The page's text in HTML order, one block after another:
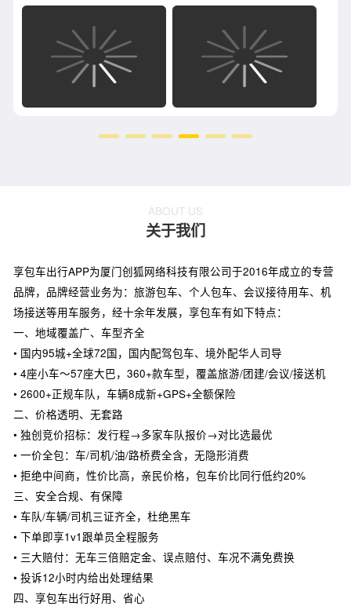
ABOUT US
关于我们
享包车出行APP为厦门创狐网络科技有限公司于2016年成立的专营
品牌，品牌经营业务为：旅游包车、个人包车、会议接待用车、机
场接送等用车服务，经十余年发展，享包车有如下特点：
一、地域覆盖广、车型齐全
• 国内95城+全球72国，国内配驾包车、境外配华人司导
• 4座小车～57座大巴，360+款车型，覆盖旅游/团建/会议/接送机
• 2600+正规车队，车辆8成新+GPS+全额保险
二、价格透明、无套路
• 独创竞价招标：发行程→多家车队报价→对比选最优
• 一价全包：车/司机/油/路桥费全含，无隐形消费
• 拒绝中间商，性价比高，亲民价格，包车价比同行低约20%
三、安全合规、有保障
• 车队/车辆/司机三证齐全，杜绝黑车
• 下单即享1v1跟单员全程服务
• 三大赔付：无车三倍赔定金、误点赔付、车况不满免费换
• 投诉12小时内给出处理结果
四、享包车出行好用、省心